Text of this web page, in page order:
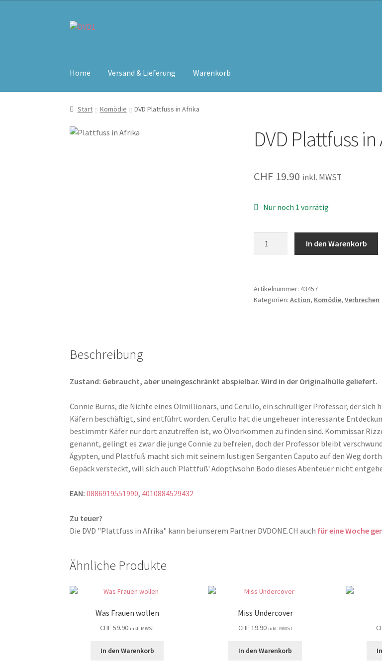
Zur
Zum
Home Versand & Lieferung Warenkorb
Start Komödie DVD Plattfuss in Afrika
DVD Plattfuss
CHF 19.90 inkl. MWST
Nur noch 1 vorrätig
In den Warenkorb
Artikelnummer:43457
Kategorien:Action, Komödie,Verbrechen
Beschreibung
Zustand: Gebraucht, aber uneingeschränkt abspielbar. Wird in der Originalhülle geliefert.
Connie Burns, die Nichte eines Ölmillionärs, und Cerullo, ein schrulliger Professor, der sich
Käfern beschäftigt, sind entführt worden. Cerullo hat die ungeheuer interessante
bestimmtr Käfer nur dort anzutreffen ist, wo Ölvorkommen zu finden sind. Kommissar
genannt, gelingt es zwar die junge Connie zu befreien, doch der Professor bleibt
Ägypten, und Plattfuß macht sich mit seinem lustigen Serganten Caputo auf den Weg
Gepäck versteckt, will sich auch Plattfuß' Adoptivsohn Bodo dieses Abenteuer nicht
EAN: 0886919551990, 4010884529432
Zu teuer?
Die DVD "Plattfuss in Afrika" kann bei unserem Partner DVDONE.CH auch für eine Woche
Ähnliche Produkte
Was Frauen wollen
CHF 59.90 inkl. MWST
In den Warenkorb
Miss Undercover
CHF 19.90 inkl. MWST
In den Warenkorb